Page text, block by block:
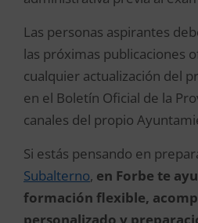
Las personas aspirantes
las próximas publicaciones
cualquier actualización del
en el Boletín Oficial de la
canales del propio
Si estás pensando en
Subalterno, en Forbe te
formación flexible,